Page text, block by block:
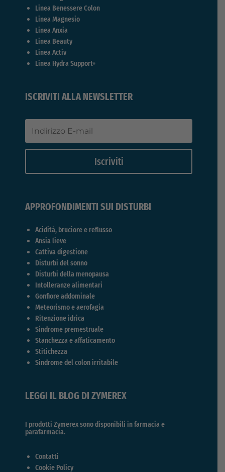
Linea Benessere Colon
Linea Magnesio
Linea Anxia
Linea Beauty
Linea Activ
Linea Hydra Support+
ISCRIVITI ALLA NEWSLETTER
Iscriviti
APPROFONDIMENTI SUI DISTURBI
Acidità, bruciore e reflusso
Ansia lieve
Cattiva digestione
Disturbi del sonno
Disturbi della menopausa
Intolleranze alimentari
Gonfiore addominale
Meteorismo e aerofagia
Ritenzione idrica
Sindrome premestruale
Stanchezza e affaticamento
Stitichezza
Sindrome del colon irritabile
LEGGI IL BLOG DI ZYMEREX
I prodotti Zymerex sono disponibili in farmacia e
parafarmacia.
Contatti
Cookie Policy